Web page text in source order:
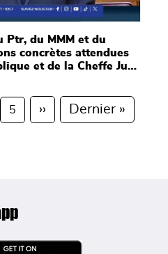
Ptr, du MMM et du
concrètes attendues
et de la Cheffe Juge
5 ››Page suivante
Dernier »